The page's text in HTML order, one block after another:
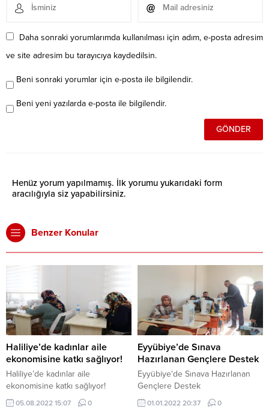
Daha sonraki yorumlarımda kullanılması için adım, e-posta adresim
ve site adresim bu tarayıcıya kaydedilsin.
Beni sonraki yorumlar için e-posta ile bilgilendir.
Beni yeni yazılarda e-posta ile bilgilendir.
Henüz yorum yapılmamış. İlk yorumu yukarıdaki form
aracılığıyla siz yapabilirsiniz.
Benzer Konular
Haliliye’de kadınlar aile
ekonomisine katkı sağlıyor!
Haliliye’de kadınlar aile
ekonomisine katkı sağlıyor!
05.08.2022 15:07 0
Eyyübiye’de Sınava
Hazırlanan Gençlere Destek
Eyyübiye'de Sınava Hazırlanan
Gençlere Destek
01.01.2022 20:37 0